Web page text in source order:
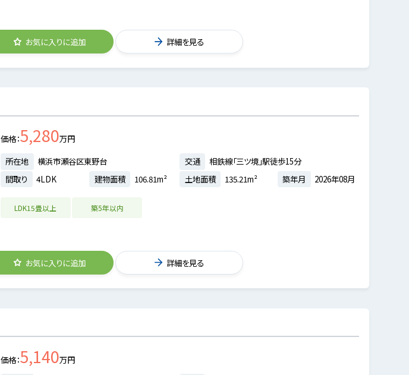
お気に入りに追加 詳細を見る
価格 5,280万円
所在地
横浜市瀬谷区東野台 交通
相鉄線「三ツ境」駅徒歩15分
間取り
4LDK 建物面積 106.81m² 土地面積 135.21m² 築年月 2026年08月
LDK15畳以上 築5年以内
お気に入りに追加 詳細を見る
価格 5,140万円